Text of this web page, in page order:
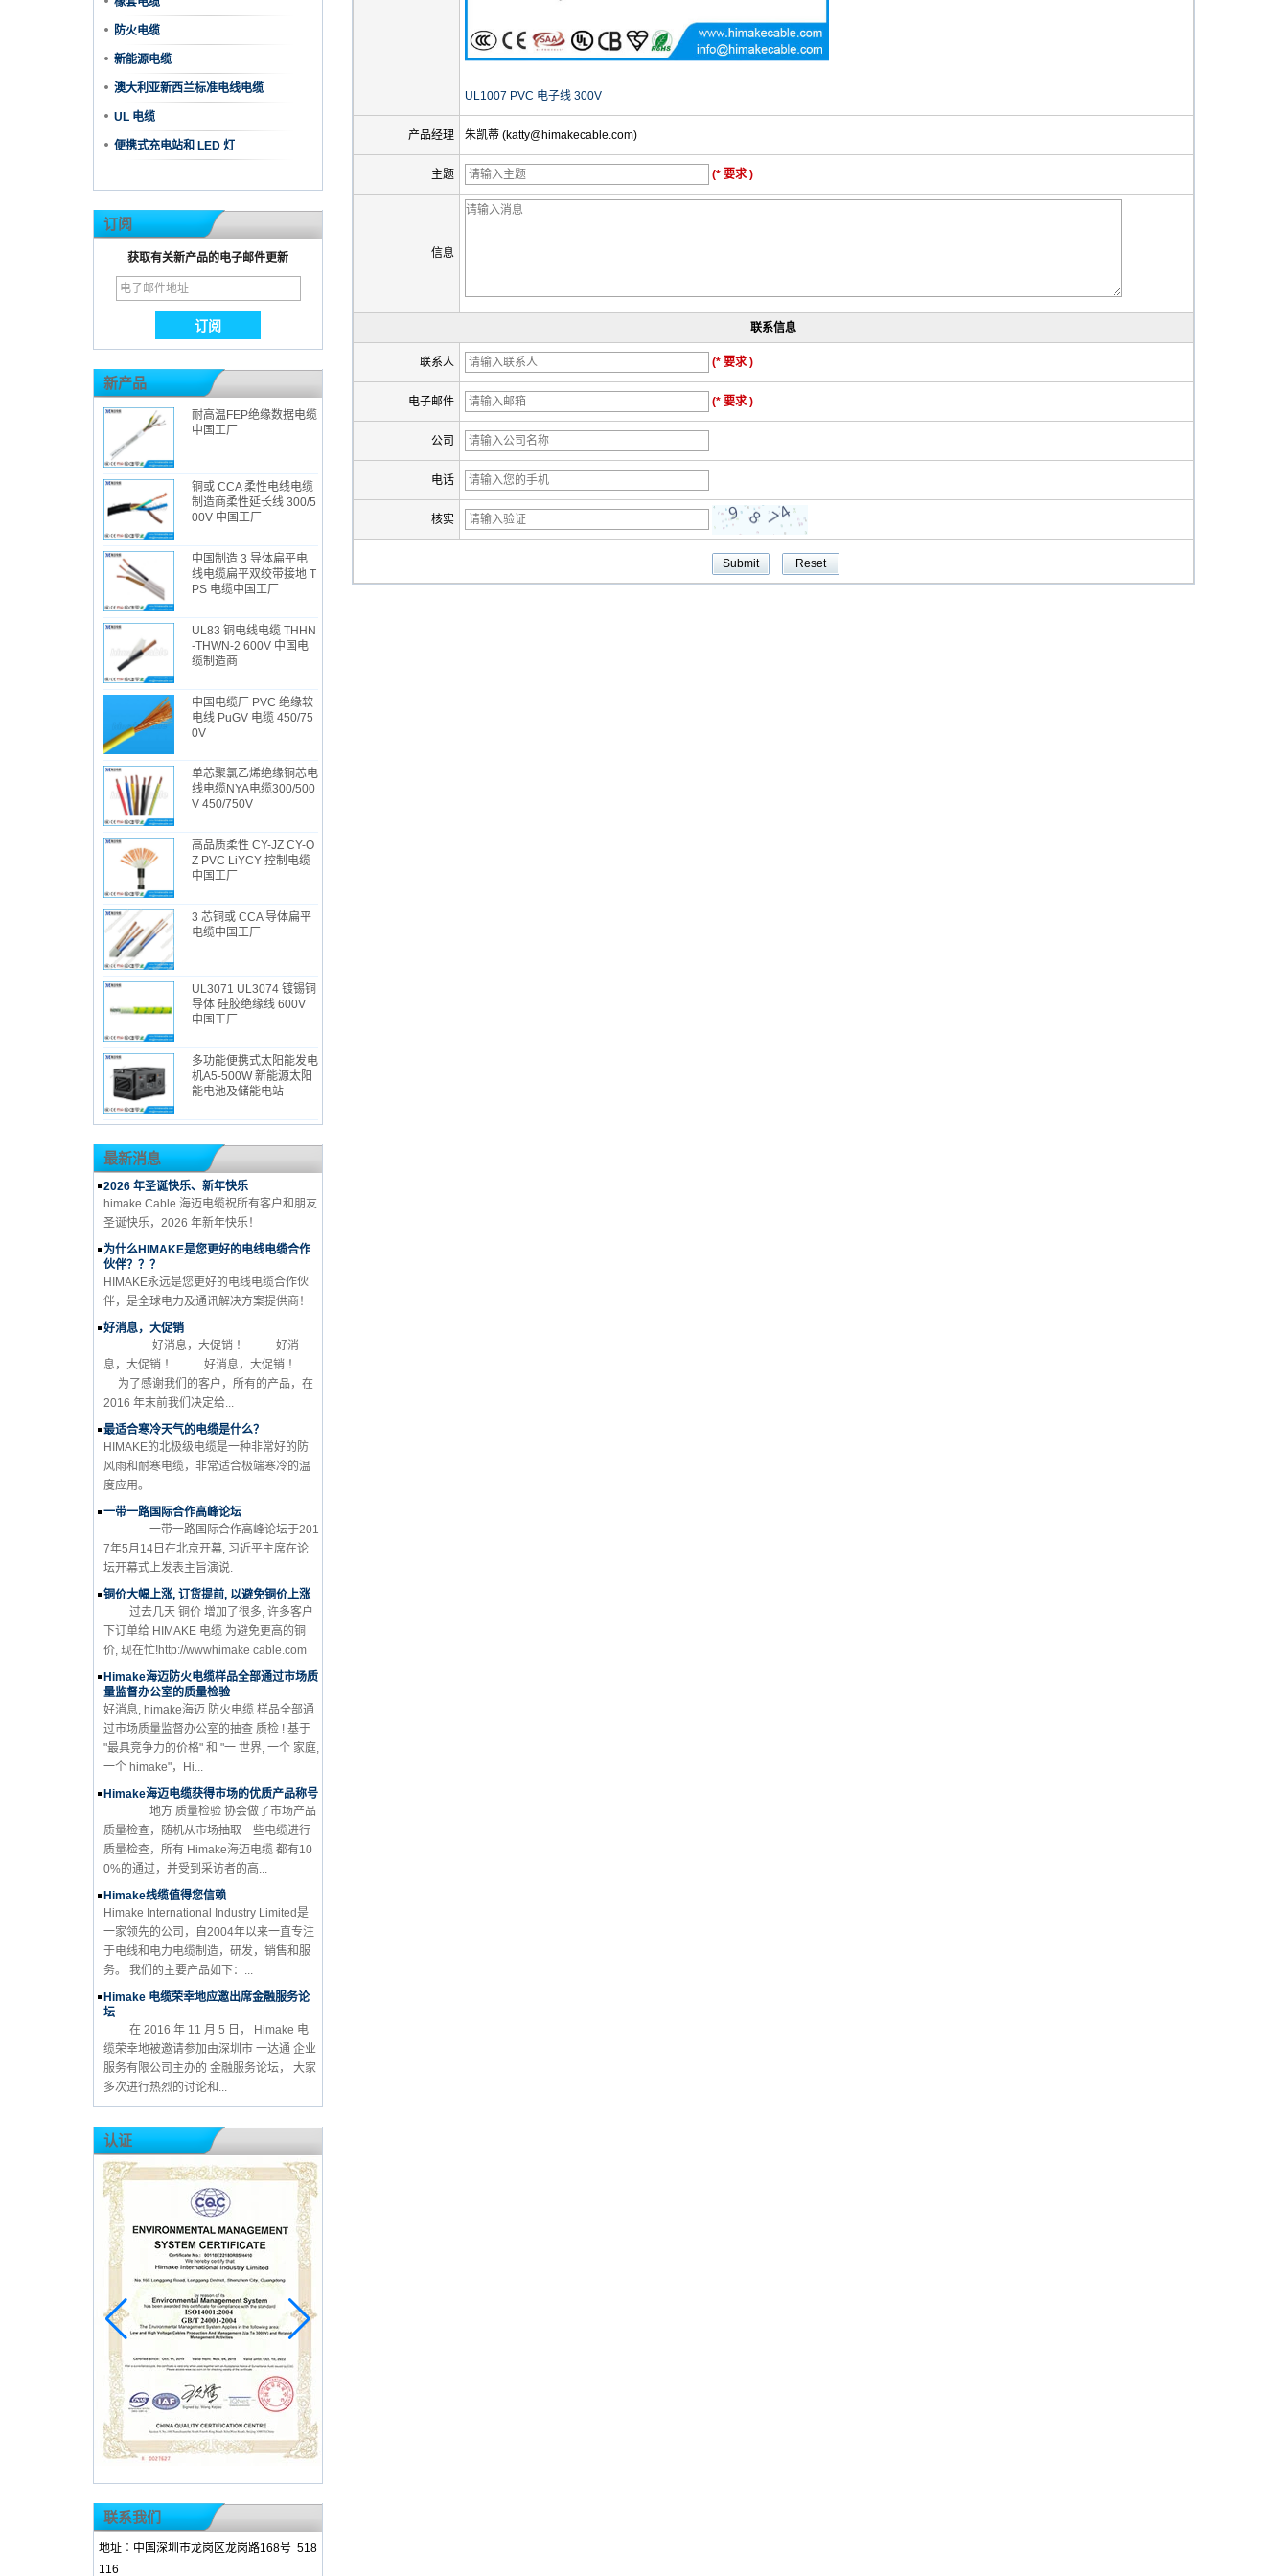
防火电缆
新能源电缆
澳大利亚新西兰标准电线电缆
UL 电缆
便携式充电站和 LED 灯
订阅
获取有关新产品的电子邮件更新
新产品
耐高温FEP绝缘数据电缆
中国工厂
铜或 CCA 柔性电线电缆
制造商柔性延长线 300/5
00V 中国工厂
中国制造 3 导体扁平电
线电缆扁平双绞带接地 T
PS 电缆中国工厂
UL83 铜电线电缆 THHN
-THWN-2 600V 中国电
缆制造商
中国电缆厂 PVC 绝缘软
电线 PuGV 电缆 450/75
0V
单芯聚氯乙烯绝缘铜芯电
线电缆NYA电缆300/500
V 450/750V
高品质柔性 CY-JZ CY-O
Z PVC LiYCY 控制电缆
中国工厂
3 芯铜或 CCA 导体扁平
电缆中国工厂
UL3071 UL3074 镀锡铜
导体 硅胶绝缘线 600V
中国工厂
多功能便携式太阳能发电
机A5-500W 新能源太阳
能电池及储能电站
最新消息
2026 年圣诞快乐、新年快乐
himake Cable 海迈电缆祝所有客户和朋友
圣诞快乐，2026 年新年快乐！
为什么HIMAKE是您更好的电线电缆合作
伙伴？？？
HIMAKE永远是您更好的电线电缆合作伙
伴，是全球电力及通讯解决方案提供商！
好消息，大促销
好消息，大促销 ！ 好消
息，大促销 ！ 好消息，大促销 ！
为了感谢我们的客户，所有的产品，在
2016 年末前我们决定给...
最适合寒冷天气的电缆是什么？
HIMAKE的北极级电缆是一种非常好的防
风雨和耐寒电缆，非常适合极端寒冷的温
度应用。
一带一路国际合作高峰论坛
一带一路国际合作高峰论坛于201
7年5月14日在北京开幕, 习近平主席在论
坛开幕式上发表主旨演说.
铜价大幅上涨, 订货提前, 以避免铜价上涨
过去几天 铜价 增加了很多, 许多客户
下订单给 HIMAKE 电缆 为避免更高的铜
价, 现在忙!http://wwwhimake cable.com
Himake海迈防火电缆样品全部通过市场质
量监督办公室的质量检验
好消息, himake海迈 防火电缆 样品全部通
过市场质量监督办公室的抽查 质检 ! 基于
"最具竞争力的价格" 和 "一 世界, 一个 家庭,
一个 himake"，Hi...
Himake海迈电缆获得市场的优质产品称号
地方 质量检验 协会做了市场产品
质量检查，随机从市场抽取一些电缆进行
质量检查，所有 Himake海迈电缆 都有10
0%的通过，并受到采访者的高...
Himake线缆值得您信赖
Himake International Industry Limited是
一家领先的公司，自2004年以来一直专注
于电线和电力电缆制造，研发，销售和服
务。 我们的主要产品如下：...
Himake 电缆荣幸地应邀出席金融服务论
坛
在 2016 年 11 月 5 日， Himake 电
缆荣幸地被邀请参加由深圳市 一达通 企业
服务有限公司主办的 金融服务论坛， 大家
多次进行热烈的讨论和...
认证
联系我们
地址︰中国深圳市龙岗区龙岗路168号 518
116
UL1007 PVC 电子线 300V
产品经理 朱凯蒂 (katty@himakecable.com)
主题 (* 要求 )
信息
联系信息
联系人 (* 要求 )
电子邮件 (* 要求 )
公司
电话
核实